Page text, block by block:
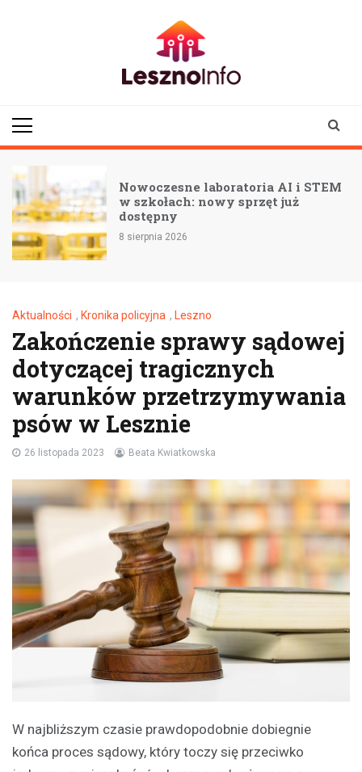
Nowoczesne laboratoria AI i STEM
w szkołach: nowy sprzęt już
dostępny
8 sierpnia 2026
Aktualności , Kronika policyjna , Leszno
Zakończenie sprawy sądowej
dotyczącej tragicznych
warunków przetrzymywania
psów w Lesznie
26 listopada 2023 Beata Kwiatkowska
W najbliższym czasie prawdopodobnie dobiegnie
końca proces sądowy, który toczy się przeciwko